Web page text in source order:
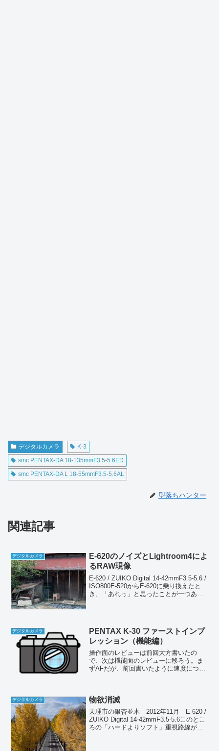
デジタルカメラ
K-3
smc PENTAX-DA 18-135mmF3.5-5.6ED
smc PENTAX-DA L 18-55mmF3.5-5.6AL
型落ちハンター
関連記事
デジタルカメラ
E-620のノイズとLightroom4によ
るRAW現像
E-620 / ZUIKO Digital 14-42mmF3.5-5.6 /
ISO800E-520からE-620に乗り換えたと
き、「あれっ」と思ったことが一つあ
デジタルカメラ
PENTAX K-30 ファーストインプ
レッション（機能編）
操作面のレビューは前回大方書いたの
で、次は機能面のレビューに移ろう。ま
ずAFだが、前回書いたように速度につい
こにもピントが合って...
デジタルカメラ 物欲消滅
天理市の銀杏並木 2012年11月 E-620 /
ZUIKO Digital 14-42mmF3.5-5.6このとこ
ろの「ハードよりソフト」重視路線が功